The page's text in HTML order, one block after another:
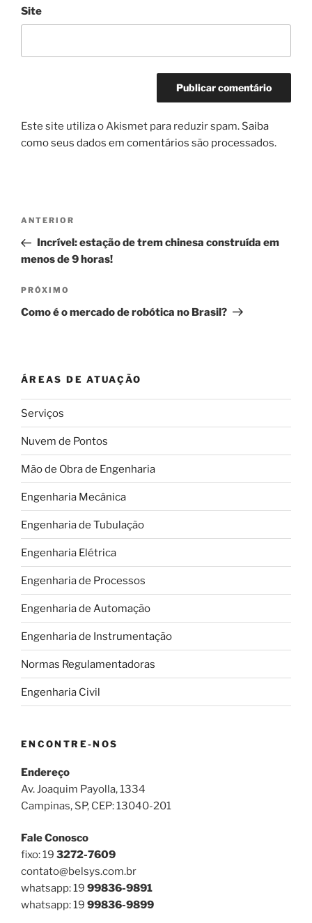
Site
Este site utiliza o Akismet para reduzir spam. Saiba
como seus dados em comentários são processados.
Navegação
Post
Post
anterior
ANTERIOR
Incrível: estação de trem chinesa construída em
menos de 9 horas!
Próximo
post
PRÓXIMO
Como é o mercado de robótica no Brasil?
ÁREAS DE ATUAÇÃO
Serviços
Nuvem de Pontos
Mão de Obra de Engenharia
Engenharia Mecânica
Engenharia de Tubulação
Engenharia Elétrica
Engenharia de Processos
Engenharia de Automação
Engenharia de Instrumentação
Normas Regulamentadoras
Engenharia Civil
ENCONTRE-NOS
Endereço
Av. Joaquim Payolla, 1334
Campinas, SP, CEP: 13040-201
Fale Conosco
fixo: 19 3272-7609
contato@belsys.com.br
whatsapp: 19 99836-9891
whatsapp: 19 99836-9899